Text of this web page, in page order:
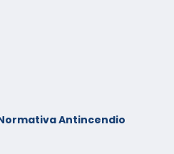
Antincendio